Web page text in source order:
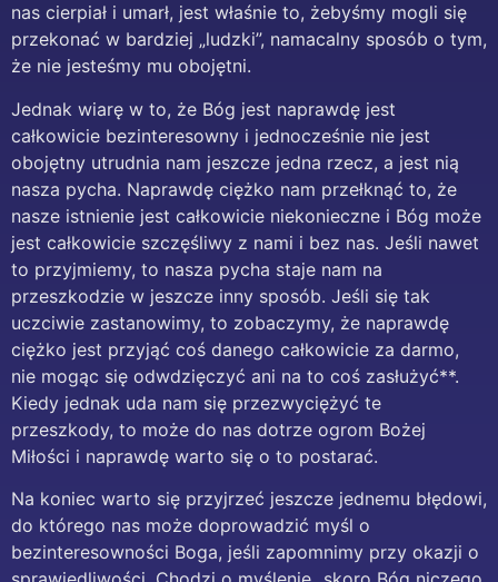
nas cierpiał i umarł, jest właśnie to, żebyśmy mogli się
przekonać w bardziej „ludzki”, namacalny sposób o tym,
że nie jesteśmy mu obojętni.
Jednak wiarę w to, że Bóg jest naprawdę jest
całkowicie bezinteresowny i jednocześnie nie jest
obojętny utrudnia nam jeszcze jedna rzecz, a jest nią
nasza pycha. Naprawdę ciężko nam przełknąć to, że
nasze istnienie jest całkowicie niekonieczne i Bóg może
jest całkowicie szczęśliwy z nami i bez nas. Jeśli nawet
to przyjmiemy, to nasza pycha staje nam na
przeszkodzie w jeszcze inny sposób. Jeśli się tak
uczciwie zastanowimy, to zobaczymy, że naprawdę
ciężko jest przyjąć coś danego całkowicie za darmo,
nie mogąc się odwdzięczyć ani na to coś zasłużyć**.
Kiedy jednak uda nam się przezwyciężyć te
przeszkody, to może do nas dotrze ogrom Bożej
Miłości i naprawdę warto się o to postarać.
Na koniec warto się przyjrzeć jeszcze jednemu błędowi,
do którego nas może doprowadzić myśl o
bezinteresowności Boga, jeśli zapomnimy przy okazji o